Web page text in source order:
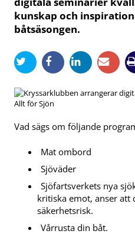
kunskap och
båtsäsongen.
Vad sägs om följande
Mat ombord
Sjöväder
Sjöfartsverkets nya
kritiska emot, anser att
säkerhetsrisk.
Vårrusta din båt.